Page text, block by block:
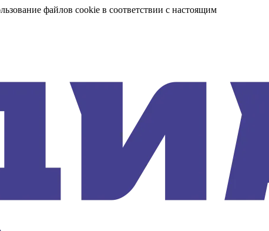
файлов cookie в соответствии с настоящим